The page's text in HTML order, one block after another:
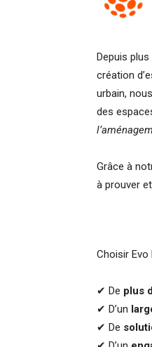
Depuis
création
urbain,
des
Grâce à
à prouver
Choisir Evo
✔ De plus
✔ D’un
✔ De